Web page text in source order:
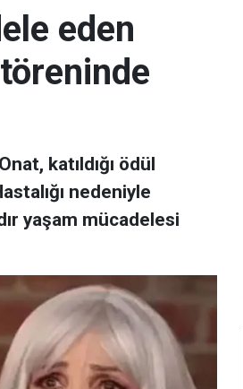
eden
katıldığı ödül
nedeniyle
yaşam mücadelesi